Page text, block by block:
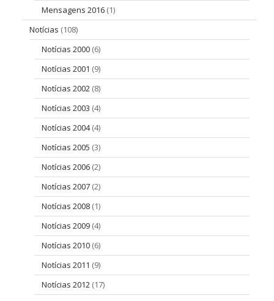
Mensagens 2016 (1)
Notícias (108)
Notícias 2000 (6)
Notícias 2001 (9)
Notícias 2002 (8)
Notícias 2003 (4)
Notícias 2004(4)
Notícias 2005 (3)
Notícias 2006 (2)
Notícias 2007 (2)
Notícias 2008 (1)
Notícias 2009 (4)
Notícias 2010 (6)
Notícias 2011 (9)
Notícias 2012 (17)